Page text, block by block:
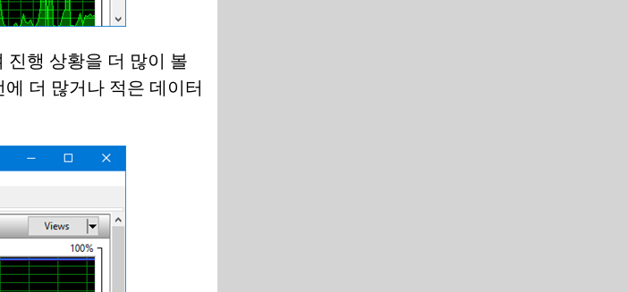
진행 상황을 더 많이 볼
더 많거나 적은 데이터